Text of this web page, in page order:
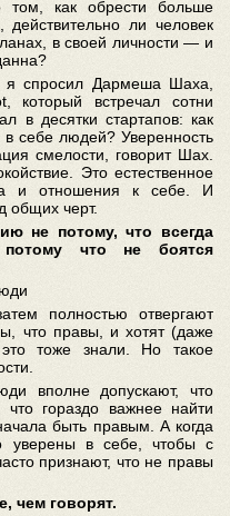
как обрести больше
действительно ли человек
в своей личности — и
я спросил Дармеша Шаха,
который встречал сотни
в десятки стартапов: как
себе людей? Уверенность
смелости, говорит Шах.
Это естественное
и отношения к себе. И
общих черт.
не потому, что всегда
что не боятся
полностью отвергают
что правы, и хотят (даже
тоже знали. Но такое
вполне допускают, что
гораздо важнее найти
быть правым. А когда
уверены в себе, чтобы с
признают, что не правы
чем говорят.